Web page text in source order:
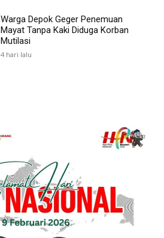
Warga Depok Geger Penemuan
Mayat Tanpa Kaki Diduga Korban
Mutilasi
4 hari lalu